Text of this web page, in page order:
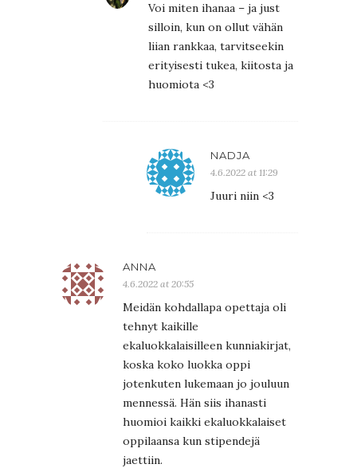
Voi miten ihanaa – ja just
silloin, kun on ollut vähän
liian rankkaa, tarvitseekin
erityisesti tukea, kiitosta ja
huomiota <3
NADJA
4.6.2022 at 11:29
Juuri niin <3
ANNA
4.6.2022 at 20:55
Meidän kohdallapa opettaja oli
tehnyt kaikille
ekaluokkalaisilleen kunniakirjat,
koska koko luokka oppi
jotenkuten lukemaan jo jouluun
mennessä. Hän siis ihanasti
huomioi kaikki ekaluokkalaiset
oppilaansa kun stipendejä
jaettiin.